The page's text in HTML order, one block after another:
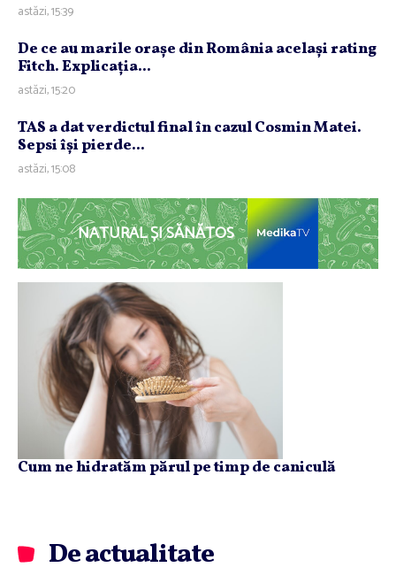
astăzi, 15:39
De ce au marile oraşe din România acelaşi rating
Fitch. Explicaţia...
astăzi, 15:20
TAS a dat verdictul final în cazul Cosmin Matei.
Sepsi îşi pierde...
astăzi, 15:08
NATURAL ȘI SĂNĂTOS
Cum ne hidratăm părul pe timp de caniculă
De actualitate